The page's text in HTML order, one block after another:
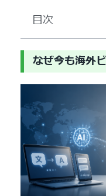
目次
なぜ今も海外